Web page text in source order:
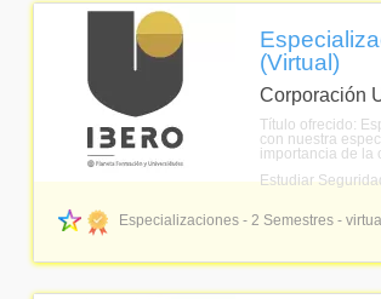
(Virtual)
Corporación
Título ofrecido:
con nuestra
importancia de la
Estudiar
Especializaciones - 2 Semestres - virtual